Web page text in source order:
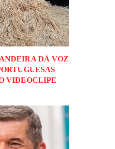
DÁ VOZ
VIDEOCLIPE